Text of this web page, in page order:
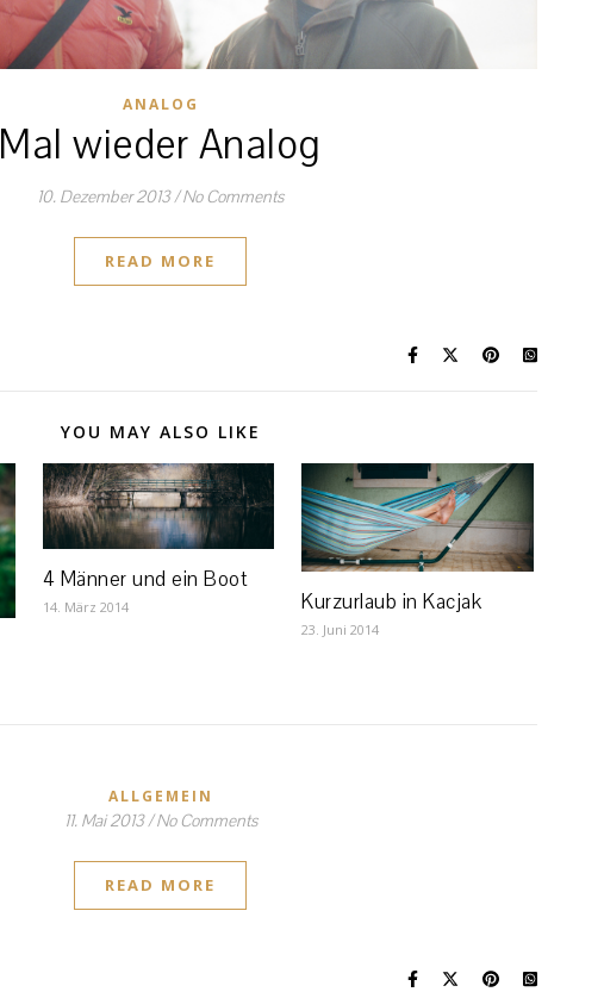
ANALOG
Mal wieder Analog
10. Dezember 2013/ No Comments
READ MORE
YOU MAY ALSO LIKE
4 Männer und ein Boot
14. März 2014 Kurzurlaub in Kacjak
23. Juni 2014
ALLGEMEIN
11. Mai 2013/No Comments
READ MORE